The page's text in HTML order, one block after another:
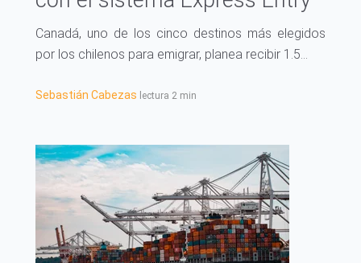
Canadá, uno de los cinco destinos más elegidos
por los chilenos para emigrar, planea recibir 1.5...
Sebastián Cabezas lectura 2 min